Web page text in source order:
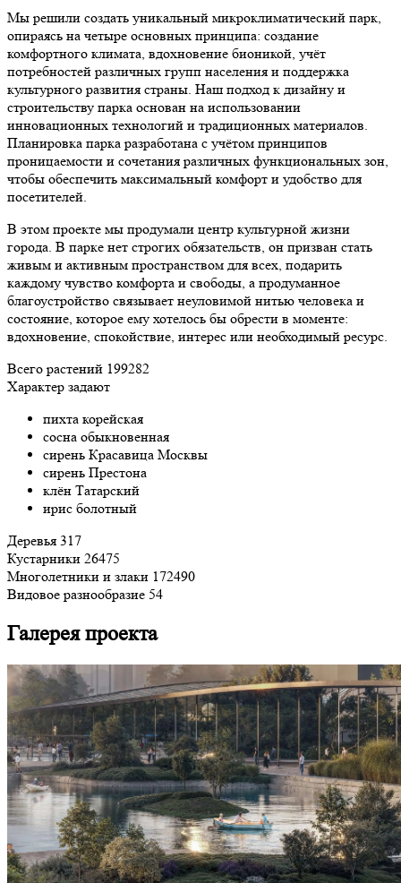
Мы решили создать уникальный микроклиматический парк,
опираясь на четыре основных принципа: создание
комфортного климата, вдохновение бионикой, учёт
потребностей различных групп населения и поддержка
культурного развития страны. Наш подход к дизайну и
строительству парка основан на использовании
инновационных технологий и традиционных материалов.
Планировка парка разработана с учётом принципов
проницаемости и сочетания различных функциональных зон,
чтобы обеспечить максимальный комфорт и удобство для
посетителей.
В этом проекте мы продумали центр культурной жизни
города. В парке нет строгих обязательств, он призван стать
живым и активным пространством для всех, подарить
каждому чувство комфорта и свободы, а продуманное
благоустройство связывает неуловимой нитью человека и
состояние, которое ему хотелось бы обрести в моменте:
вдохновение, спокойствие, интерес или необходимый ресурс.
Всего растений 199282
Характер задают
пихта корейская
сосна обыкновенная
сирень Красавица Москвы
сирень Престона
клён Татарский
ирис болотный
Деревья 317
Кустарники 26475
Многолетники и злаки 172490
Видовое разнообразие 54
Галерея проекта